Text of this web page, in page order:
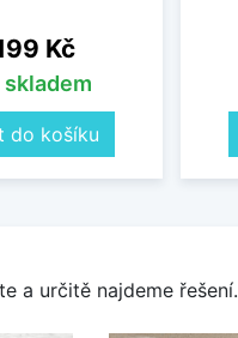
Kč
skladem
do košíku
a určitě najdeme řešení.